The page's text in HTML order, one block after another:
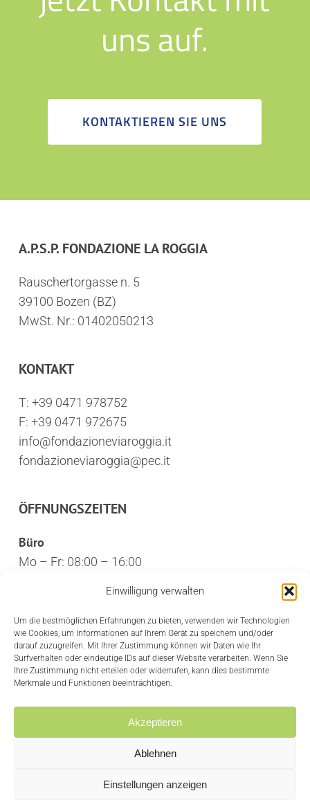
Einwilligung verwalten
Um die bestmöglichen Erfahrungen zu bieten, verwenden wir Technologien
wie Cookies, um Informationen auf Ihrem Gerät zu speichern und/oder
darauf zuzugreifen. Mit Ihrer Zustimmung können wir Daten wie Ihr
Surfverhalten oder eindeutige IDs auf dieser Website verarbeiten. Wenn Sie
Ihre Zustimmung nicht erteilen oder widerrufen, kann dies bestimmte
Merkmale und Funktionen beeinträchtigen.
Akzeptieren
Ablehnen
Einstellungen anzeigen
uns auf.
KONTAKTIEREN SIE UNS
A.P.S.P. FONDAZIONE LA ROGGIA
Rauschertorgasse n. 5
39100 Bozen (BZ)
MwSt. Nr.: 01402050213
KONTAKT
T: +39 0471 978752
F: +39 0471 972675
info@fondazioneviaroggia.it
fondazioneviaroggia@pec.it
ÖFFNUNGSZEITEN
Büro
Mo – Fr: 08:00 – 16:00
Mo – Fr: 10:30 – 12:30
CREDITS
Privacy Policy